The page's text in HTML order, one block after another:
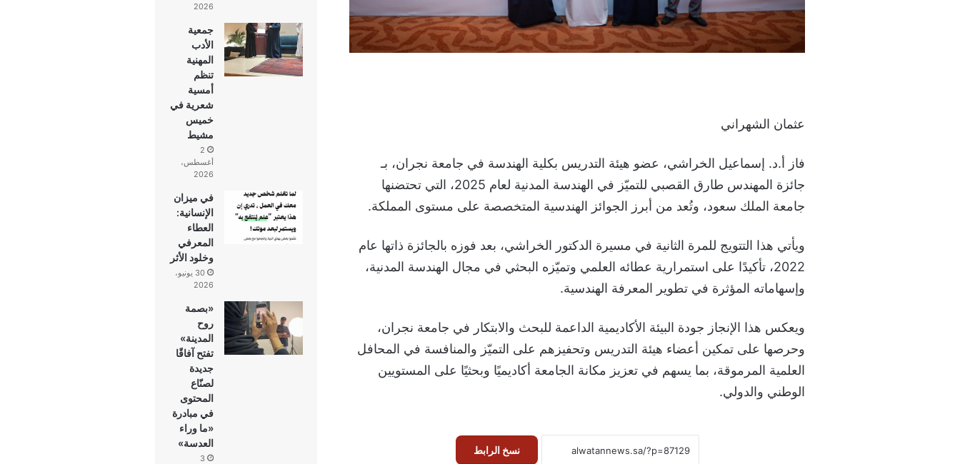
عثمان الشهراني
فاز أ.د. إسماعيل الخراشي، عضو هيئة التدريس بكلية الهندسة في جامعة نجران، بـ
جائزة المهندس طارق القصبي للتميّز في الهندسة المدنية لعام 2025، التي تحتضنها
جامعة الملك سعود، وتُعد من أبرز الجوائز الهندسية المتخصصة على مستوى المملكة.
ويأتي هذا التتويج للمرة الثانية في مسيرة الدكتور الخراشي، بعد فوزه بالجائزة ذاتها عام
2022، تأكيدًا على استمرارية عطائه العلمي وتميّزه البحثي في مجال الهندسة المدنية،
وإسهاماته المؤثرة في تطوير المعرفة الهندسية.
ويعكس هذا الإنجاز جودة البيئة الأكاديمية الداعمة للبحث والابتكار في جامعة نجران،
وحرصها على تمكين أعضاء هيئة التدريس وتحفيزهم على التميّز والمنافسة في المحافل
العلمية المرموقة، بما يسهم في تعزيز مكانة الجامعة أكاديميًا وبحثيًا على المستويين
الوطني والدولي.
نسخ الرابط
2026
جمعية
الأدب
المهنية
تنظم
أمسية
شعرية في
خميس
مشيط
2
أغسطس،
2026
في ميزان
الإنسانية:
العطاء
المعرفي
وخلود الأثر
30 يونيو،
2026
«بصمة
روح
المدينة»
تفتح آفاقًا
جديدة
لصنّاع
المحتوى
في مبادرة
«ما وراء
العدسة»
3